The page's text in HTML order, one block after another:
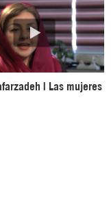
| Las mujeres